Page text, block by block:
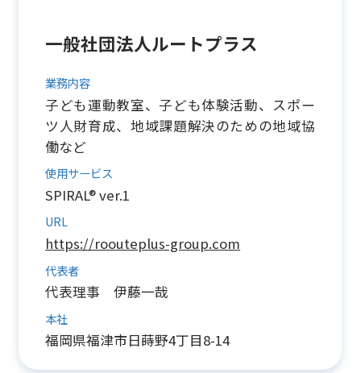
一般社団法人ルートプラス
業務内容
子ども運動教室、子ども体験活動、スポー
ツ人財育成、地域課題解決のための地域協
働など
使用サービス
SPIRAL® ver.1
URL
https://roouteplus-group.com
代表者
代表理事 伊藤一哉
本社
福岡県福津市日蒔野4丁目8-14